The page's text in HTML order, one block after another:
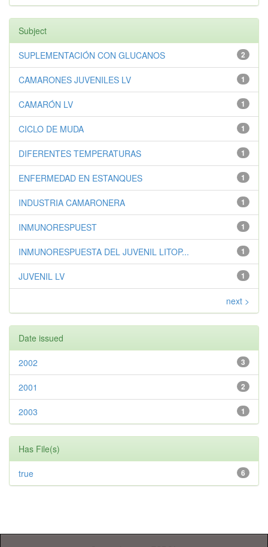
Subject
2
SUPLEMENTACIÓN CON GLUCANOS
1
CAMARONES JUVENILES LV
1
CAMARÓN LV
1
CICLO DE MUDA
1
DIFERENTES TEMPERATURAS
1
ENFERMEDAD EN ESTANQUES
1
INDUSTRIA CAMARONERA
1
INMUNORESPUEST
1
INMUNORESPUESTA DEL JUVENIL LITOP...
1
JUVENIL LV
next >
Date issued
3
2002
2
2001
1
2003
Has File(s)
6
true